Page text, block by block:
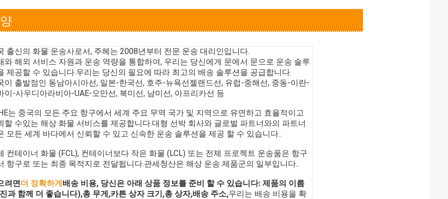
출신의 화물 운송사로서, 주헤는 2008년부터 전문 운송 대리인입니다.
와 해외 서비스 자원과 운송 역량을 통합하여, 우리는 당신에게 문에서 문으로 운송 솔루
제공할 수 있습니다.우리는 당신의 필요에 따라 최고의 배송 솔루션을 공급합니다.
이 출발점인 동남아시아선, 일본-한국선, 호주-뉴욕선젤랜드선, 유럽-중해선, 중동-이란-
이-사우디아라비아-UAE-오만선, 북미선, 남미선, 아프리카선 등
는 중국의 모든 주요 항구에서 세계 주요 무역 국가 및 지역으로 유연하고 효율적이고
할 수있는 해상 화물 서비스를 제공합니다.대형 선박 회사와 글로벌 파트너와의 파트너
모든 세계 바다에서 신뢰할 수 있고 신속한 운송 솔루션을 제공 할 수 있습니다..
컨테이너 화물 (FCL), 컨테이너보다 작은 화물 (LCL) 또는 전체 프로젝트 운송품은 항구
항구로 또는 최종 목적지로 전달됩니다.관세청산은 해상 운송 제품군의 일부입니다..
려면더 정확하게배송 비용, 당신은 아래 상품 정보를 준비 할 수 있습니다: 제품의 이름
과 함께 더 좋습니다),총 무게,카튼 상자 크기,총 상자,배송 주소,우리는 배송 비용을 확